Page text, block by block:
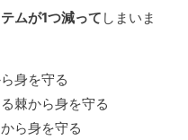
ムが1つ減って しまいま
身を守る
棘から身を守る
ら身を守る